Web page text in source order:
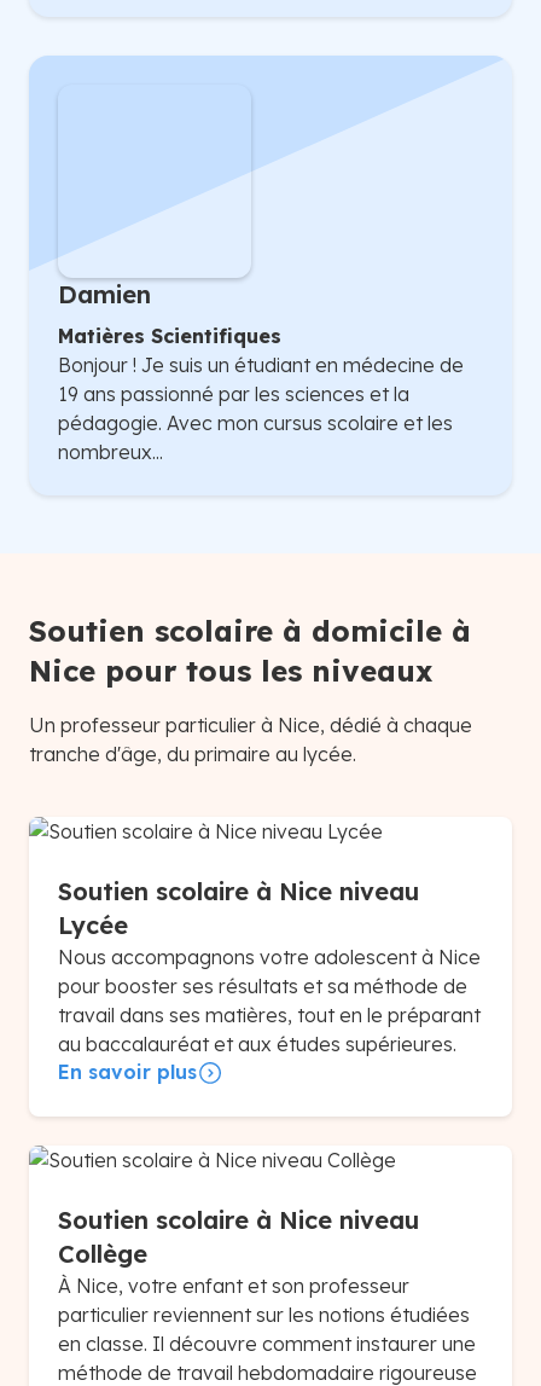
Damien
Matières Scientifiques
Bonjour ! Je suis un étudiant en médecine de
19 ans passionné par les sciences et la
pédagogie. Avec mon cursus scolaire et les
nombreux...
Soutien scolaire à domicile à
Nice pour tous les niveaux
Un professeur particulier à Nice, dédié à chaque
tranche d'âge, du primaire au lycée.
Soutien scolaire à Nice niveau
Lycée
Nous accompagnons votre adolescent à Nice
pour booster ses résultats et sa méthode de
travail dans ses matières, tout en le préparant
au baccalauréat et aux études supérieures.
En savoir plus
Soutien scolaire à Nice niveau
Collège
À Nice, votre enfant et son professeur
particulier reviennent sur les notions étudiées
en classe. Il découvre comment instaurer une
méthode de travail hebdomadaire rigoureuse